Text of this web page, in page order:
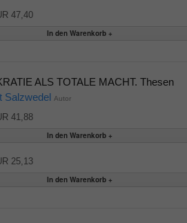
47,40
ALS TOTALE MACHT. Thesen
Salzwedel Autor
41,88
25,13